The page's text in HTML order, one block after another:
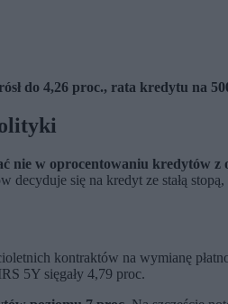
do 4,26 proc., rata kredytu na 500
nie w oprocentowaniu kredytów
decyduje się na kredyt ze stałą
kontraktów na wymianę
5Y sięgały 4,79 proc.